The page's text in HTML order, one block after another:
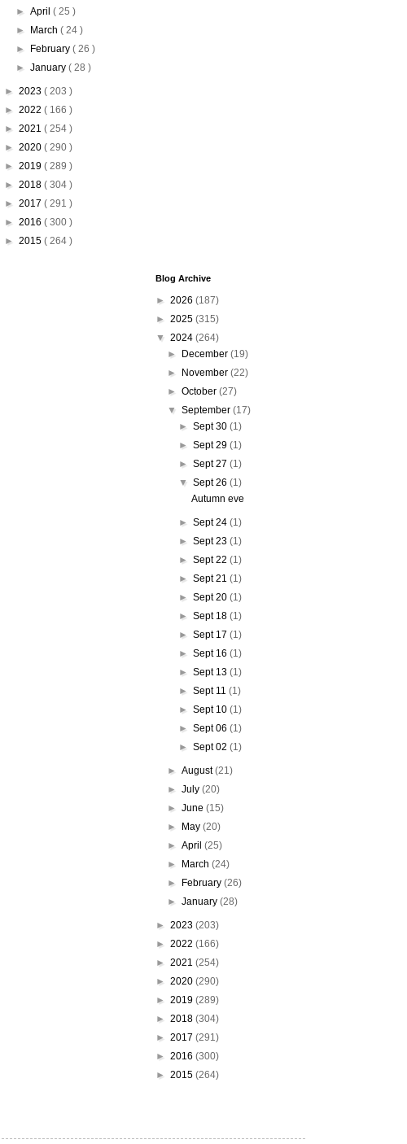
► April ( 25 )
►
March ( 24 )
►
February ( 26 )
► January ( 28 )
► 2023 ( 203 )
► 2022 ( 166 )
► 2021 ( 254 )
► 2020 ( 290 )
► 2019 ( 289 )
► 2018 ( 304 )
► 2017 ( 291 )
► 2016 ( 300 )
► 2015 ( 264 )
Blog Archive
► 2026 (187)
► 2025 (315)
▼ 2024 (264)
►
December (19)
►
November (22)
► October (27)
▼ September (17)
►Sept 30(1)
►Sept 29(1)
►Sept 27(1)
▼Sept 26(1)
Autumn eve
►Sept 24(1)
►Sept 23(1)
►Sept 22(1)
►Sept 21(1)
►Sept 20(1)
►Sept 18(1)
►Sept 17(1)
►Sept 16(1)
►Sept 13(1)
►Sept 11(1)
►Sept 10(1)
►Sept 06(1)
►Sept 02(1)
► August(21)
► July (20)
► June (15)
►
May (20)
► April (25)
►
March (24)
►
February (26)
► January (28)
► 2023 (203)
► 2022 (166)
► 2021 (254)
► 2020 (290)
► 2019 (289)
► 2018 (304)
► 2017 (291)
► 2016 (300)
► 2015 (264)